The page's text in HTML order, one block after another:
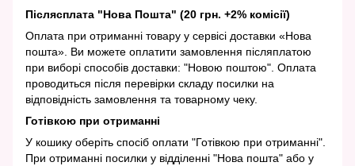
Післясплата "Нова Пошта" (20 грн. +2% комісії)
Оплата при отриманні товару у сервісі доставки «Нова
пошта». Ви можете оплатити замовлення післяплатою
при виборі способів доставки: "Новою поштою". Оплата
проводиться після перевірки складу посилки на
відповідність замовлення та товарному чеку.
Готівкою при отриманні
У кошику оберіть спосіб оплати "Готівкою при отриманні".
При отриманні посилки у відділенні "Нова пошта" або у